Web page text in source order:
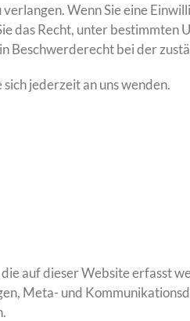
Wenn Sie eine
das Recht, unter bestimmten
Beschwerderecht bei der
jederzeit an uns wenden.
auf dieser Website erfasst
Meta- und